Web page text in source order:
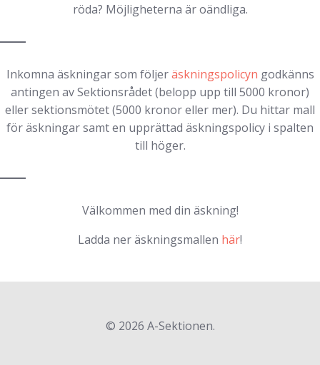
röda? Möjligheterna är oändliga.
Inkomna äskningar som följeräskningspolicyn godkänns
antingen av Sektionsrådet (belopp upp till 5000 kronor)
eller sektionsmötet (5000 kronor eller mer). Du hittar mall
för äskningar samt en upprättad äskningspolicy i spalten
till höger.
Välkommen med din äskning!
Ladda ner äskningsmallen här!
© 2026 A-Sektionen.